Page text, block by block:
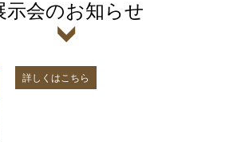
示会のお知らせ
詳しくはこちら